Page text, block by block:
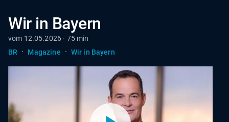
Wir in Bayern
vom 12.05.2026 · 75 min
BR
· Magazine · Wir in Bayern